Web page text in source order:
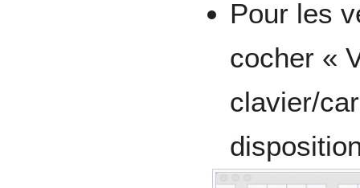
Pour les
cocher «
clavier/